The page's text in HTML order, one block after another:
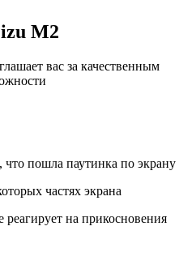
M2
вас за качественным
что пошла паутинка по экрану
частях экрана
на прикосновения